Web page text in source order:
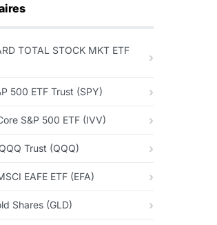
TOTAL STOCK MKT ETF
500 ETF Trust (SPY)
S&P 500 ETF (IVV)
Trust (QQQ)
EAFE ETF (EFA)
Shares (GLD)